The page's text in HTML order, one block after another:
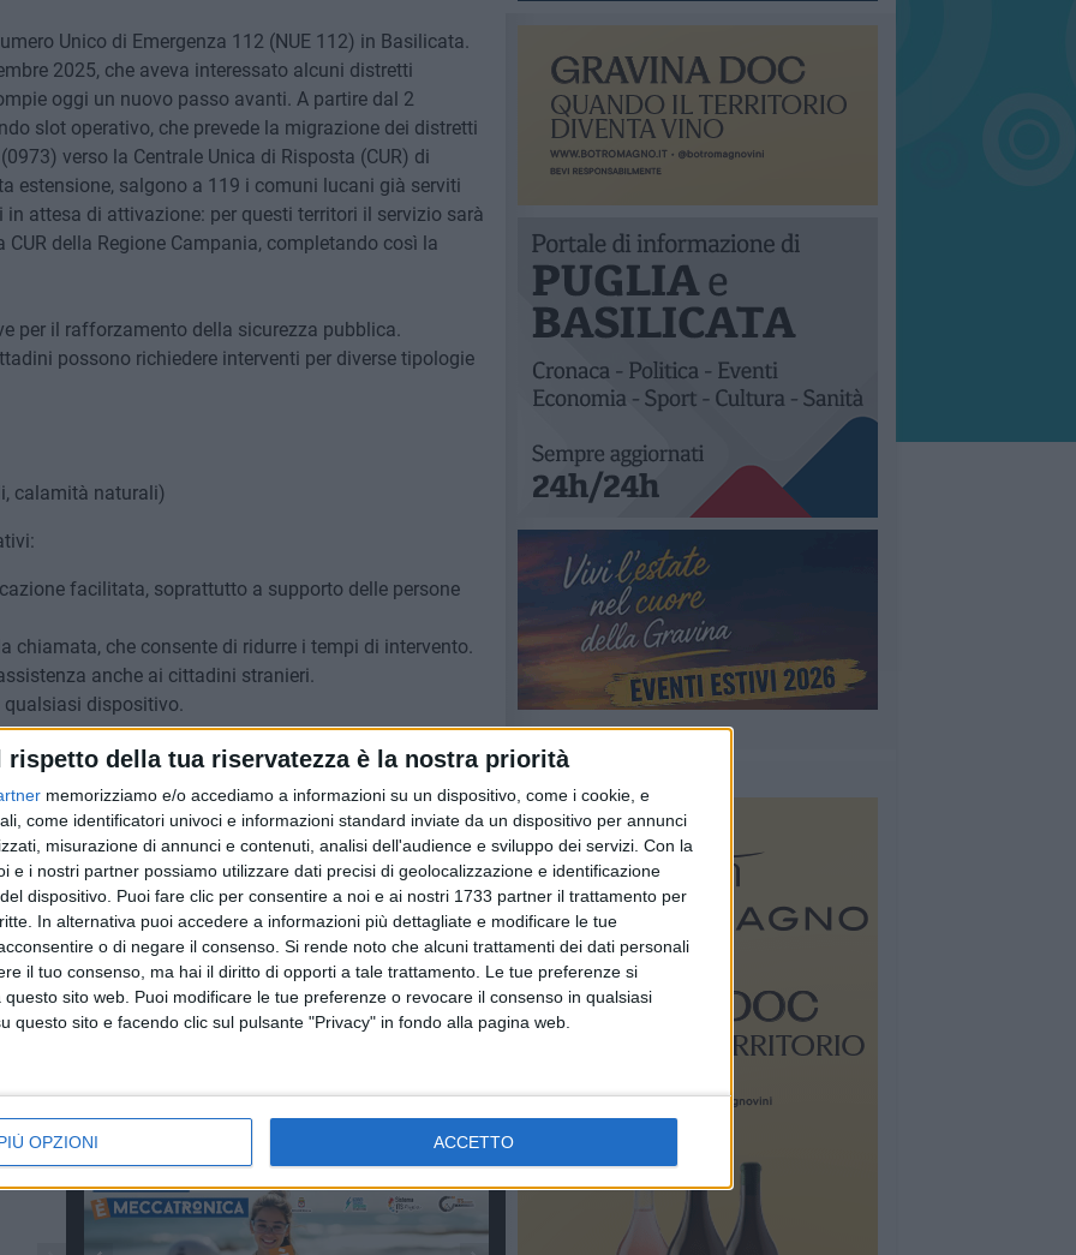
rispetto della tua riservatezza è la nostra priorità
memorizziamo e/o accediamo a informazioni su un dispositivo, come i cookie, e
come identificatori univoci e informazioni standard inviate da un dispositivo per annunci
misurazione di annunci e contenuti, analisi dell'audience e sviluppo dei servizi. Con la
e i nostri partner possiamo utilizzare dati precisi di geolocalizzazione e identificazione
dispositivo. Puoi fare clic per consentire a noi e ai nostri 1733 partner il trattamento per
In alternativa puoi accedere a informazioni più dettagliate e modificare le tue
o di negare il consenso. Si rende noto che alcuni trattamenti dei dati personali
il tuo consenso, ma hai il diritto di opporti a tale trattamento. Le tue preferenze si
sito web. Puoi modificare le tue preferenze o revocare il consenso in qualsiasi
questo sito e facendo clic sul pulsante "Privacy" in fondo alla pagina web.
OPZIONI ACCETTO
Unico di Emergenza 112 (NUE 112) in Basilicata.
2025, che aveva interessato alcuni distretti
oggi un nuovo passo avanti. A partire dal 2
slot operativo, che prevede la migrazione dei distretti
verso la Centrale Unica di Risposta (CUR) di
estensione, salgono a 119 i comuni lucani già serviti
in attesa di attivazione: per questi territori il servizio sarà
della Regione Campania, completando così la
per il rafforzamento della sicurezza pubblica.
possono richiedere interventi per diverse tipologie
calamità naturali)
facilitata, soprattutto a supporto delle persone
chiamata, che consente di ridurre i tempi di intervento.
anche ai cittadini stranieri.
dispositivo.
permette una gestione più efficiente delle richieste di
e il coordinamento tra i diversi enti coinvolti.
Basilicata – sottolinea l'assessore regionale alle
Pasquale Pepe – procede con puntualità e
Dopo la partenza del 18 novembre, questo
emergenze, garantendo maggiore tempestività e
per la sicurezza dei cittadini e per la
civile". "La migrazione dei distretti di Matera e
Giovanni Di Bello, dirigente della Protezione civile
ulteriore tassello di un progetto complesso, che richiede
119 comuni già serviti, siamo vicini alla copertura
di completare il quadro, assicurando un
lucano."